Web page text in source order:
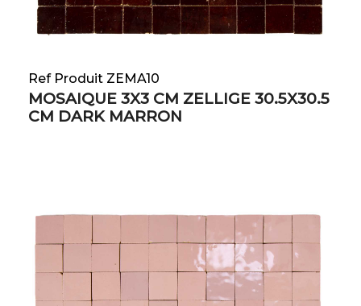
Ref Produit ZEMA10
MOSAIQUE 3X3 CM ZELLIGE 30.5X30.5
CM DARK MARRON